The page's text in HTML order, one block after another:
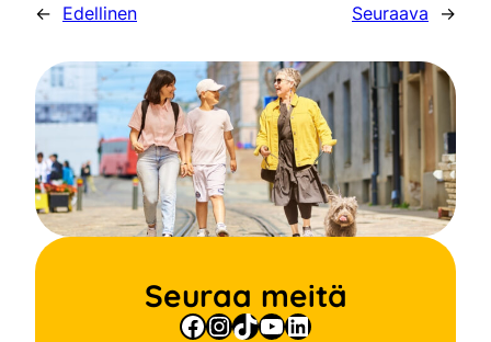
← Edellinen Seuraava →
Seuraa meitä
Facebook
Instagram
TikTok
YouTube
LinkedIn